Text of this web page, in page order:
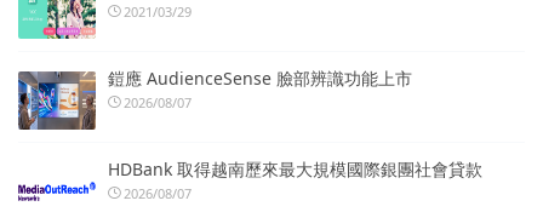
2021/03/29
鎧應 AudienceSense 臉部辨識功能上市
2026/08/07
HDBank 取得越南歷來最大規模國際銀團社會貸款
2026/08/07